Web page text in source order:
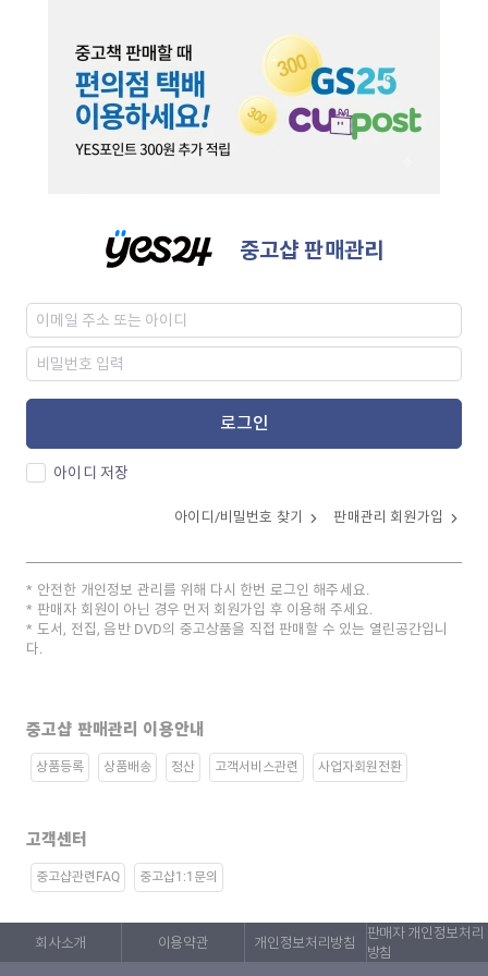
중고샵 판매관리
로그인
아이디 저장
아이디/비밀번호 찾기 판매관리 회원가입
안전한 개인정보 관리를 위해 다시 한번 로그인 해주세요.
판매자 회원이 아닌 경우 먼저 회원가입 후 이용해 주세요.
도서, 전집, 음반 DVD의 중고상품을 직접 판매할 수 있는 열린공간입니
다.
중고샵 판매관리 이용안내
상품등록 상품배송 정산 고객서비스관련 사업자회원전환
고객센터
중고샵관련FAQ 중고샵1:1문의
회사소개 이용약관 개인정보처리방침
판매자 개인정보처리
방침